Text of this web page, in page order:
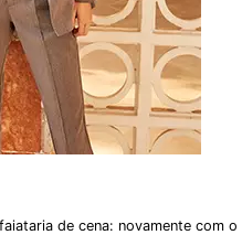
de cena: novamente com o